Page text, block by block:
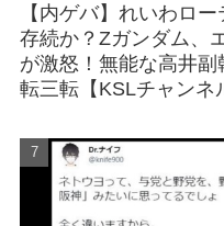
【内ゲバ】れいわロ
存続か？Zガンダム、
が激怒！無能な高井副
転三転【KSLチャンネ